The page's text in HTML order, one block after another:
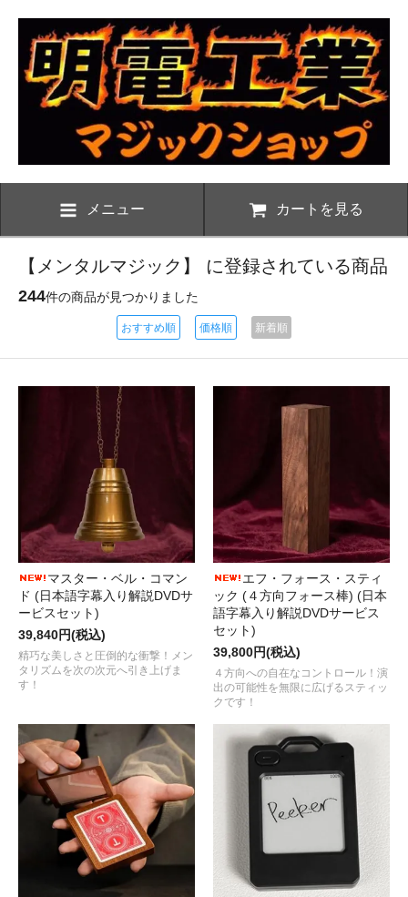
メニュー カートを見る
【メンタルマジック】 に登録されている商品
244件の商品が見つかりました
おすすめ順 価格順 新着順
マスター・ベル・コマン
ド (日本語字幕入り解説DVDサ
ービスセット)
39,840円(税込)
精巧な美しさと圧倒的な衝撃！メン
タリズムを次の次元へ引き上げま
す！
エフ・フォース・スティ
ック (４方向フォース棒) (日本
語字幕入り解説DVDサービス
セット)
39,800円(税込)
４方向への自在なコントロール！演
出の可能性を無限に広げるスティッ
クです！